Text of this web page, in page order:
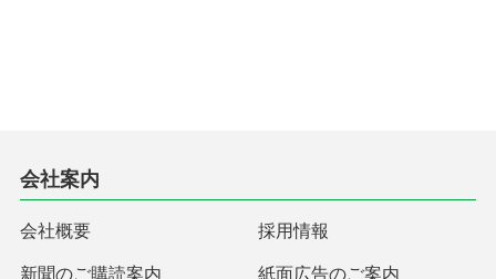
会社案内
会社概要 採用情報
新聞のご購読案内 紙面広告のご案内